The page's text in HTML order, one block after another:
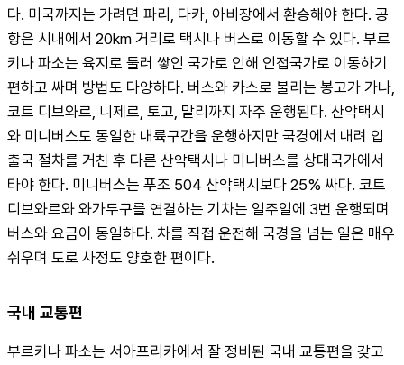
다. 미국까지는 가려면 파리, 다카, 아비장에서 환승해야 한다. 공
항은 시내에서 20km 거리로 택시나 버스로 이동할 수 있다. 부르
키나 파소는 육지로 둘러 쌓인 국가로 인해 인접국가로 이동하기
편하고 싸며 방법도 다양하다. 버스와 카스로 불리는 봉고가 가나,
코트 디브와르, 니제르, 토고, 말리까지 자주 운행된다. 산악택시
와 미니버스도 동일한 내륙구간을 운행하지만 국경에서 내려 입
출국 절차를 거친 후 다른 산악택시나 미니버스를 상대국가에서
타야 한다. 미니버스는 푸조 504 산악택시보다 25% 싸다. 코트
디브와르와 와가두구를 연결하는 기차는 일주일에 3번 운행되며
버스와 요금이 동일하다. 차를 직접 운전해 국경을 넘는 일은 매우
쉬우며 도로 사정도 양호한 편이다.
국내 교통편
부르키나 파소는 서아프리카에서 잘 정비된 국내 교통편을 갖고